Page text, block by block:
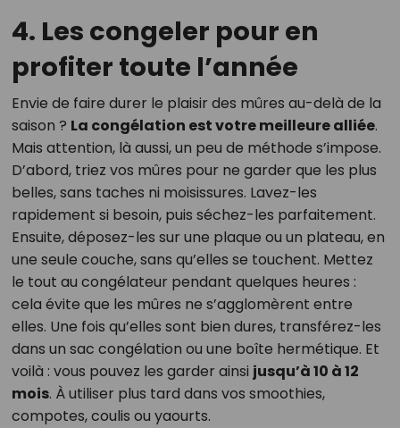
4. Les congeler pour en
profiter toute l’année
Envie de faire durer le plaisir des mûres au-delà de la
saison ? La congélation est votre meilleure alliée.
Mais attention, là aussi, un peu de méthode s’impose.
D’abord, triez vos mûres pour ne garder que les plus
belles, sans taches ni moisissures. Lavez-les
rapidement si besoin, puis séchez-les parfaitement.
Ensuite, déposez-les sur une plaque ou un plateau, en
une seule couche, sans qu’elles se touchent. Mettez
le tout au congélateur pendant quelques heures :
cela évite que les mûres ne s’agglomèrent entre
elles. Une fois qu’elles sont bien dures, transférez-les
dans un sac congélation ou une boîte hermétique. Et
voilà : vous pouvez les garder ainsi jusqu’à 10 à 12
mois. À utiliser plus tard dans vos smoothies,
compotes, coulis ou yaourts.